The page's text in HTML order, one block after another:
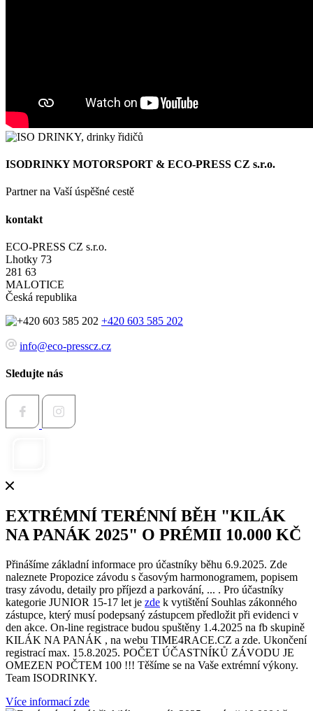
ISODRINKY MOTORSPORT & ECO-PRESS CZ s.r.o.
Partner na Vaší úspěšné cestě
kontakt
ECO-PRESS CZ s.r.o.
Lhotky 73
281 63
MALOTICE
Česká republika
+420 603 585 202
info@eco-presscz.cz
Sledujte nás
EXTRÉMNÍ TERÉNNÍ BĚH "KILÁK
NA PANÁK 2025" O PRÉMII 10.000 KČ
Přinášíme základní informace pro účastníky běhu 6.9.2025. Zde
naleznete Propozice závodu s časovým harmonogramem, popisem
trasy závodu, detaily pro příjezd a parkování, ... . Pro účastníky
kategorie JUNIOR 15-17 let je zde k vytištění Souhlas zákonného
zástupce, který musí podepsaný zástupcem předložit při evidenci v
den akce. On-line registrace budou spuštěny 1.4.2025 na fb skupině
KILÁK NA PANÁK , na webu TIME4RACE.CZ a zde. Ukončení
registrací max. 15.8.2025. POČET ÚČASTNÍKŮ ZÁVODU JE
OMEZEN POČTEM 100 !!! Těšíme se na Vaše extrémní výkony.
Team ISODRINKY.
Více informací zde